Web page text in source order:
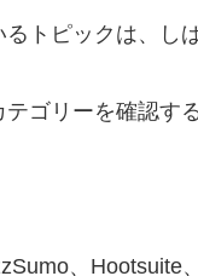
トピックは、し
ゴリーを確認す
、Hootsuite